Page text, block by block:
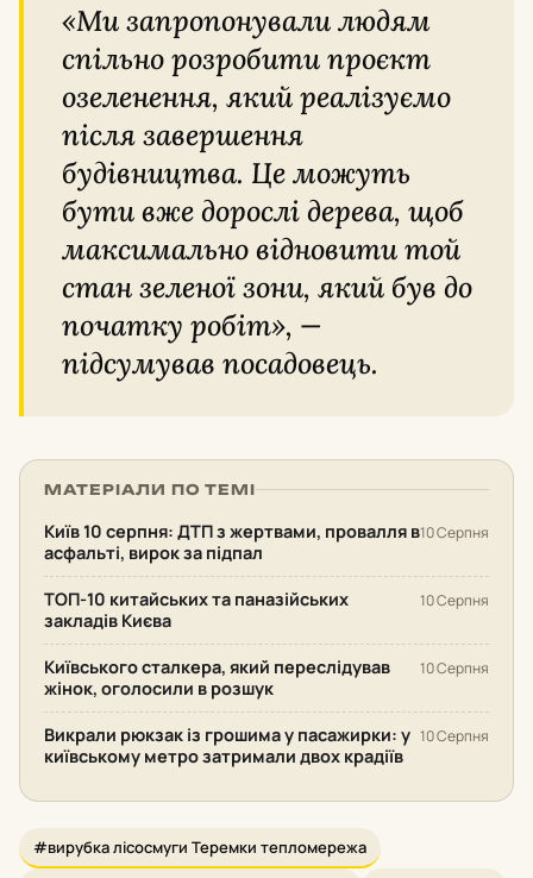
«Ми запропонували людям
спільно розробити проєкт
озеленення, який реалізуємо
після завершення
будівництва. Це можуть
бути вже дорослі дерева, щоб
максимально відновити той
стан зеленої зони, який був до
початку робіт», —
підсумував посадовець.
МАТЕРІАЛИ ПО ТЕМІ
Київ 10 серпня: ДТП з жертвами, провалля в
асфальті, вирок за підпал
10 Серпня
ТОП-10 китайських та паназійських
закладів Києва
10 Серпня
Київського сталкера, який переслідував
жінок, оголосили в розшук
10 Серпня
Викрали рюкзак із грошима у пасажирки: у
київському метро затримали двох крадіїв
10 Серпня
#вирубка лісосмуги Теремки тепломережа